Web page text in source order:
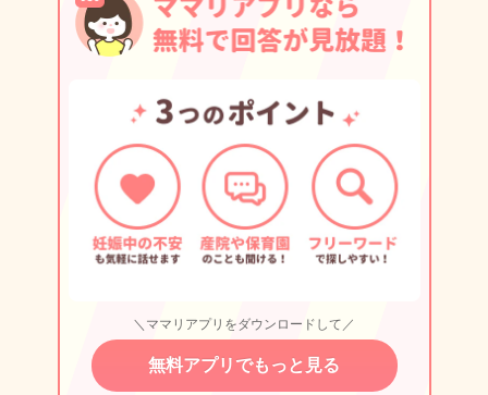
＼ママリアプリをダウンロードして／
無料アプリでもっと見る